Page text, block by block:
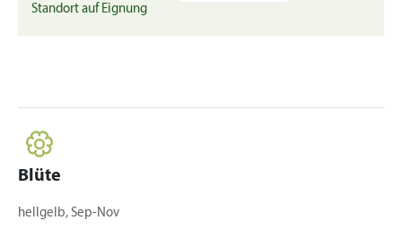
Standort auf Eignung
Blüte
hellgelb, Sep-Nov